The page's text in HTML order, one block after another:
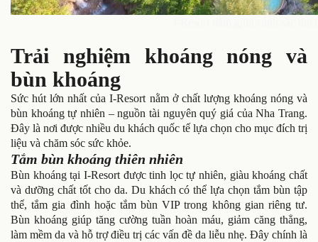
Trải nghiệm khoáng nóng và
bùn khoáng
Sức hút lớn nhất của I-Resort nằm ở chất lượng khoáng nóng và
bùn khoáng tự nhiên – nguồn tài nguyên quý giá của Nha Trang.
Đây là nơi được nhiều du khách quốc tế lựa chọn cho mục đích trị
liệu và chăm sóc sức khỏe.
Tắm bùn khoáng thiên nhiên
Bùn khoáng tại I-Resort được tinh lọc tự nhiên, giàu khoáng chất
và dưỡng chất tốt cho da. Du khách có thể lựa chọn tắm bùn tập
thể, tắm gia đình hoặc tắm bùn VIP trong không gian riêng tư.
Bùn khoáng giúp tăng cường tuần hoàn máu, giảm căng thẳng,
làm mềm da và hỗ trợ điều trị các vấn đề da liễu nhẹ. Đây chính là